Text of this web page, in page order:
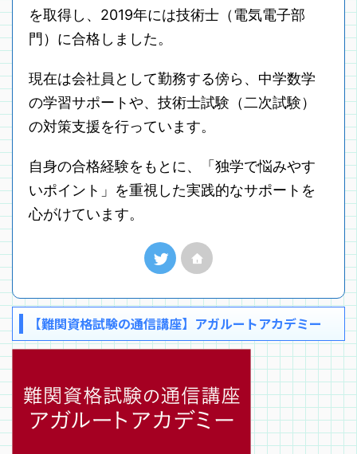
を取得し、2019年には技術士（電気電子部
門）に合格しました。
現在は会社員として勤務する傍ら、中学数学
の学習サポートや、技術士試験（二次試験）
の対策支援を行っています。
自身の合格経験をもとに、「独学で悩みやす
いポイント」を重視した実践的なサポートを
心がけています。
【難関資格試験の通信講座】アガルートアカデミー